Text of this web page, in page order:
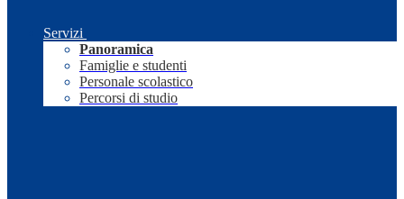
Servizi
Panoramica
Famiglie e studenti
Personale scolastico
Percorsi di studio